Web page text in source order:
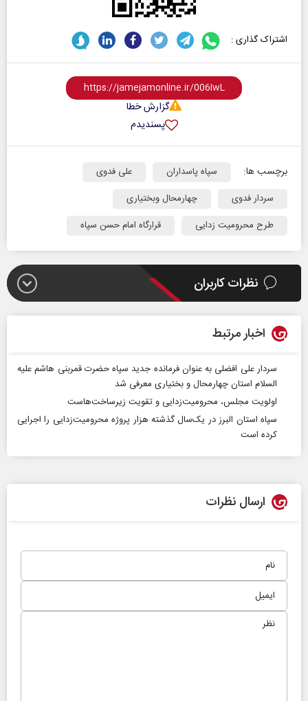
اشتراک گذاری :
گزارش خطا
پسندیدم
برچسب ها: سپاه پاسداران
علی فدوی
سردار فدوی
چهارمحال وبختیاری
طرح محرومیت زدایی
قرارگاه امام حسن سپاه
نظرات کاربران
اخبار مرتبط
سردار علی افضلی به عنوان فرمانده جدید سپاه حضرت قمربنی هاشم علیه
السلام استان چهارمحال و بختیاری معرفی شد
اولویت مجلس، محرومیت‌زدایی و تقویت زیرساخت‌هاست
سپاه استان البرز در یک‌سال گذشته هزار پروژه محرومیت‌زدایی را اجرایی
کرده است
ارسال نظرات